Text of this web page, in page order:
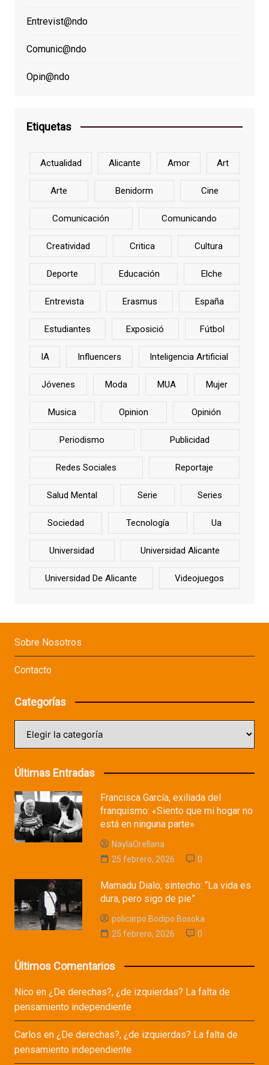
Entrevist@ndo
Comunic@ndo
Opin@ndo
Etiquetas
Actualidad Alicante Amor Art
Arte Benidorm Cine
Comunicación Comunicando
Creatividad Critica Cultura
Deporte Educación Elche
Entrevista Erasmus España
Estudiantes Exposició Fútbol
IA Influencers Inteligencia Artificial
Jóvenes Moda MUA Mujer
Musica Opinion Opinión
Periodismo Publicidad
Redes Sociales Reportaje
Salud Mental Serie Series
Sociedad Tecnología Ua
Universidad Universidad Alicante
Universidad De Alicante Videojuegos
Sobre Nosotros
Contacto
Categorías
Últimas Entradas
Francisca García, exiliada del
franquismo: «Siento que mi hogar no
está en ninguna parte»
NaylaOrellana
25 febrero, 2026
0
Mamadu Dialo, sintecho: “La vida es
dura, pero sigo de pie”
policarpo Bodipo Bosoka
25 febrero, 2026
0
Últimos Comentarios
Nicoen ¿De derechas?, ¿de izquierdas? La falta de
pensamiento independiente
Carlos en ¿De derechas?, ¿de izquierdas? La falta de
pensamiento independiente